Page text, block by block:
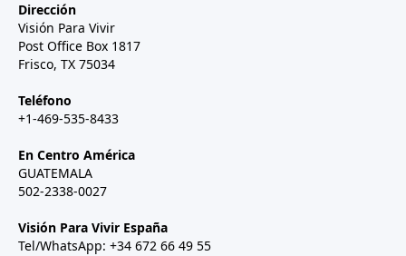
Dirección
Visión Para Vivir
Post Office Box 1817
Frisco, TX 75034
Teléfono
+1-469-535-8433
En Centro América
GUATEMALA
502-2338-0027
Visión Para Vivir España
Tel/WhatsApp: +34 672 66 49 55